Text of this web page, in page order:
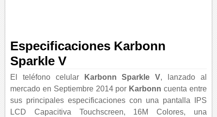
Especificaciones Karbonn
Sparkle V
El teléfono celular Karbonn Sparkle V, lanzado al
mercado en Septiembre 2014 por Karbonn cuenta entre
sus principales especificaciones con una pantalla IPS
LCD Capacitiva Touchscreen, 16M Colores, una